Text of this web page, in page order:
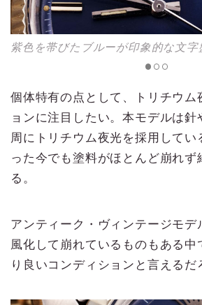
紫色を帯びたブルーが印象的な文字
個体特有の点として、トリチウム
ョンに注目したい。本モデルは
周にトリチウム夜光を採用して
った今でも塗料がほとんど崩れず
る。
アンティーク・ヴィンテージモ
風化して崩れているものもある
り良いコンディションと言えるだ